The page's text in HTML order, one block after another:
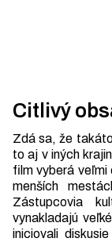
Citlivý
Zdá sa, že
to aj v iných
film vyberá
menších
Zástupcovia
vynakladajú
iniciovali